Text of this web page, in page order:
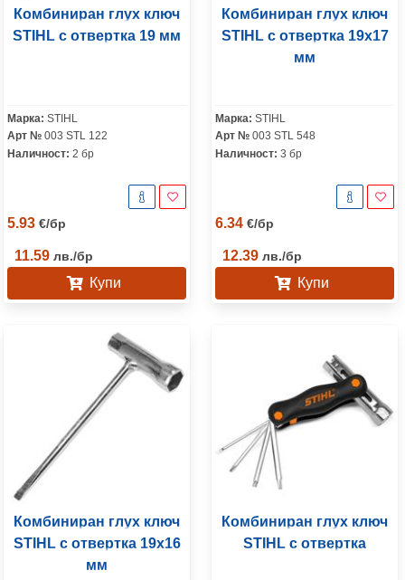
Комбиниран глух ключ
STIHL с отвертка 19 мм
Марка: STIHL
Арт № 003 STL 122
Наличност: 2 бр
5.93 €/бр
11.59 лв./бр
Купи
Комбиниран глух ключ
STIHL с отвертка 19х17
мм
Марка: STIHL
Арт № 003 STL 548
Наличност: 3 бр
6.34 €/бр
12.39 лв./бр
Купи
Комбиниран глух ключ
STIHL с отвертка 19x16
мм
Комбиниран глух ключ
STIHL с отвертка